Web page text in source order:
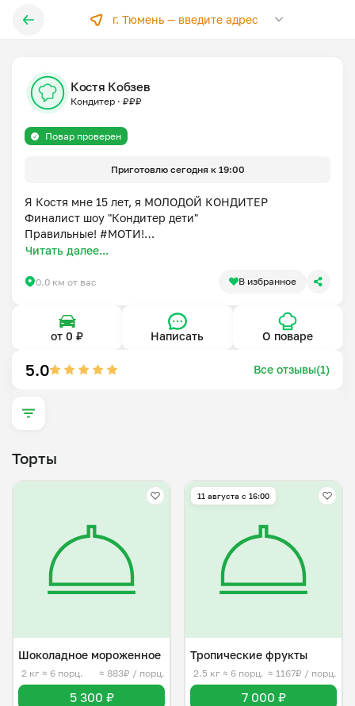
г. Тюмень — введите адрес
Костя Кобзев
Кондитер · ₽₽₽
Повар проверен
Приготовлю сегодня к 19:00
Я Костя мне 15 лет, я МОЛОДОЙ КОНДИТЕР
Финалист шоу "Кондитер дети"
Правильные! #МОТИ!
Мои торты на столе не залеживаются
Читать далее...
0.0 км от вас В избранное
от 0 ₽ Написать О поваре
5.0 Все отзывы(1)
Торты
Шоколадное мороженное
2 кг ≈ 6 порц. ≈ 883₽ / порц.
5 300 ₽
11 августа с 16:00
Тропические фрукты
2.5 кг ≈ 6 порц. ≈ 1167₽ / порц.
7 000 ₽